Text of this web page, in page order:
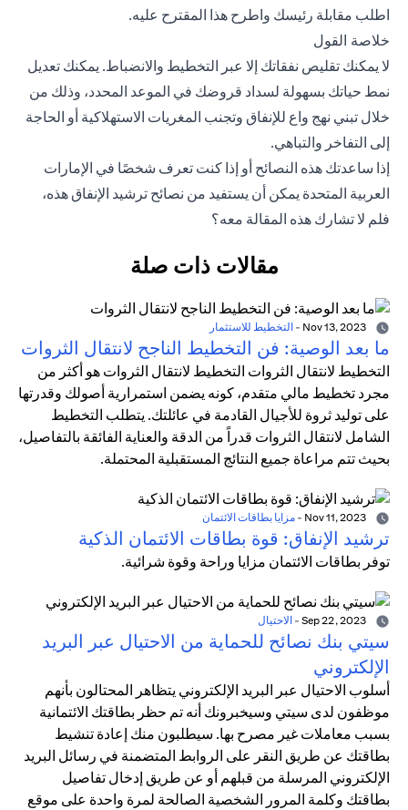
اطلب مقابلة رئيسك واطرح هذا المقترح عليه.
خلاصة القول
لا يمكنك تقليص نفقاتك إلا عبر التخطيط والانضباط. يمكنك تعديل
نمط حياتك بسهولة لسداد قروضك في الموعد المحدد، وذلك من
خلال تبني نهج واع للإنفاق وتجنب المغريات الاستهلاكية أو الحاجة
إلى التفاخر والتباهي.
إذا ساعدتك هذه النصائح أو إذا كنت تعرف شخصًا في الإمارات
العربية المتحدة يمكن أن يستفيد من نصائح ترشيد الإنفاق هذه،
فلم لا تشارك هذه المقالة معه؟
مقالات ذات صلة
- التخطيط للاستثمار
ما بعد الوصية: فن التخطيط الناجح لانتقال الثروات
التخطيط لانتقال الثروات التخطيط لانتقال الثروات هو أكثر من
مجرد تخطيط مالي متقدم، كونه يضمن استمرارية أصولك وقدرتها
على توليد ثروة للأجيال القادمة في عائلتك. يتطلب التخطيط
الشامل لانتقال الثروات قدراً من الدقة والعناية الفائقة بالتفاصيل،
بحيث تتم مراعاة جميع النتائج المستقبلية المحتملة.
- مزايا بطاقات الائتمان
ترشيد الإنفاق: قوة بطاقات الائتمان الذكية
توفر بطاقات الائتمان مزايا وراحة وقوة شرائية.
- الاحتيال
سيتي بنك نصائح للحماية من الاحتيال عبر البريد
الإلكتروني
أسلوب الاحتيال عبر البريد الإلكتروني يتظاهر المحتالون بأنهم
موظفون لدى سيتي وسيخبرونك أنه تم حظر بطاقتك الائتمانية
بسبب معاملات غير مصرح بها. سيطلبون منك إعادة تنشيط
بطاقتك عن طريق النقر على الروابط المتضمنة في رسائل البريد
الإلكتروني المرسلة من قبلهم أو عن طريق إدخال تفاصيل
بطاقتك وكلمة المرور الشخصية الصالحة لمرة واحدة على موقع